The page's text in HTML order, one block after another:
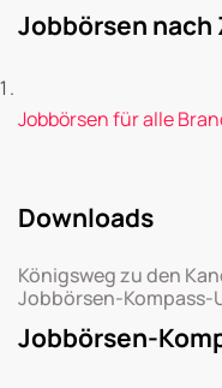
Jobbörsen
Jobbörsen für alle
Downloads
Königsweg zu den
Jobbörsen-Kompass-
Jobbörsen-